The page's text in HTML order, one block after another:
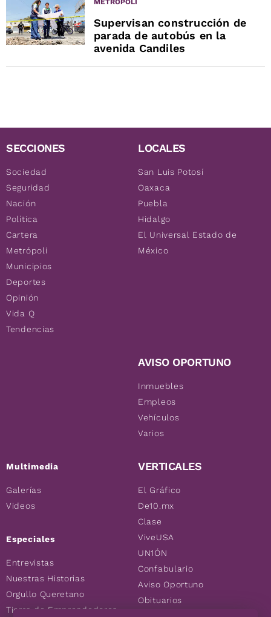
Supervisan construcción de
parada de autobús en la
avenida Candiles
SECCIONES
Sociedad
Seguridad
Nación
Política
Cartera
Metrópoli
Municipios
Deportes
Opinión
Vida Q
Tendencias
Multimedia
Galerías
Videos
Especiales
Entrevistas
Nuestras Historias
Orgullo Queretano
Tierra de Emprendedores
LOCALES
San Luis Potosí
Oaxaca
Puebla
Hidalgo
El Universal Estado de
México
AVISO OPORTUNO
Inmuebles
Empleos
Vehículos
Varios
VERTICALES
El Gráfico
De10.mx
Clase
ViveUSA
UN1ÓN
Confabulario
Aviso Oportuno
Obituarios